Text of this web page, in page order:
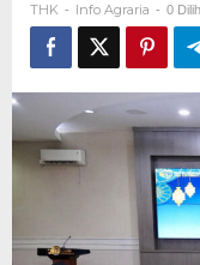
THK - Info Agraria - 0